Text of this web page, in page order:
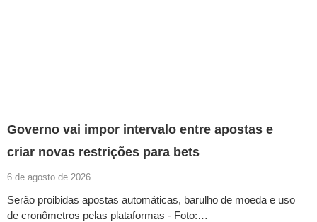
Governo vai impor intervalo entre apostas e
criar novas restrições para bets
6 de agosto de 2026
Serão proibidas apostas automáticas, barulho de moeda e uso
de cronômetros pelas plataformas - Foto:…